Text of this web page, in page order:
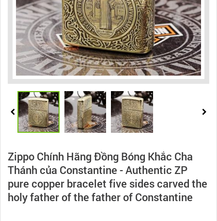
Zippo Chính Hãng Đồng Bóng Khắc Cha
Thánh của Constantine - Authentic ZP
pure copper bracelet five sides carved the
holy father of the father of Constantine